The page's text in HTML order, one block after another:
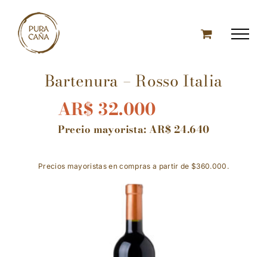
content
Bartenura – Rosso Italia
AR$ 32.000
Precio mayorista:AR$24.640
Precios mayoristas en compras a partir de $360.000.